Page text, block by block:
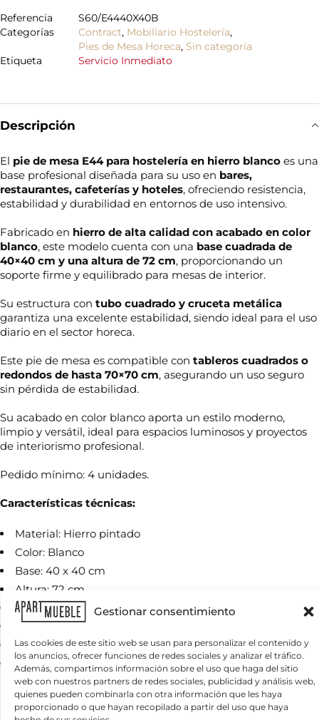
Gestionar consentimiento
Las cookies de este sitio web se usan para personalizar el contenido y
los anuncios, ofrecer funciones de redes sociales y analizar el tráfico.
Además, compartimos información sobre el uso que haga del sitio
web con nuestros partners de redes sociales, publicidad y análisis web,
quienes pueden combinarla con otra información que les haya
proporcionado o que hayan recopilado a partir del uso que haya
Referencia
S60/E4440X40B
Categorías
Contract, Mobiliario Hostelería,
Pies de Mesa Horeca, Sin categoría
Etiqueta
Servicio Inmediato
Descripción
El pie de mesa E44 para hostelería en hierro blanco es una
base profesional diseñada para su uso en bares,
restaurantes, cafeterías y hoteles, ofreciendo resistencia,
estabilidad y durabilidad en entornos de uso intensivo.
Fabricado en hierro de alta calidad con acabado en color
blanco, este modelo cuenta con una base cuadrada de
40×40 cm y una altura de 72 cm, proporcionando un
soporte firme y equilibrado para mesas de interior.
Su estructura con tubo cuadrado y cruceta metálica
garantiza una excelente estabilidad, siendo ideal para el uso
diario en el sector horeca.
Este pie de mesa es compatible con tableros cuadrados o
redondos de hasta 70×70 cm, asegurando un uso seguro
sin pérdida de estabilidad.
Su acabado en color blanco aporta un estilo moderno,
limpio y versátil, ideal para espacios luminosos y proyectos
de interiorismo profesional.
Pedido mínimo: 4 unidades.
Características técnicas:
Material: Hierro pintado
Color: Blanco
Base: 40 x 40 cm
Altura: 72 cm
Estructura: Tubo cuadrado
Uso: Interior
Compatibilidad: Tableros hasta 70×70 cm
Aplicación: Hostelería profesional
Productos relacionados
T
l
f
o
n
o
n
e
c
e
s
t
a
s
o
r
e
e
l
é
o
n
*
C
o
r
e
o
e
e
c
¿
Q
u
é
n